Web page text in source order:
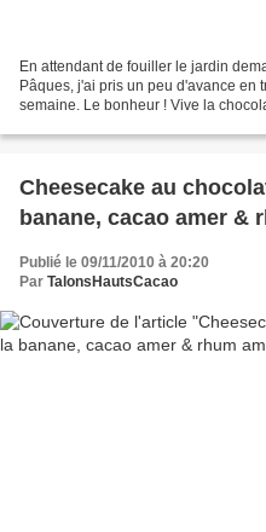
En attendant de fouiller le jardin
Pâques, j'ai pris un peu d'avance en
semaine. Le bonheur ! Vive la
Cheesecake au
banane, cacao amer &
Publié le 09/11/2010 à 20:20
Par TalonsHautsCacao